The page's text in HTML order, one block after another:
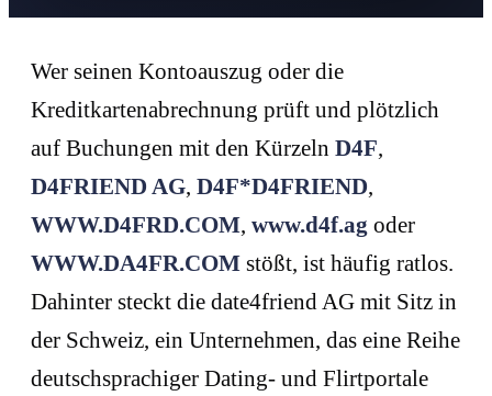
Wer seinen Kontoauszug oder die
Kreditkartenabrechnung prüft und plötzlich
auf Buchungen mit den Kürzeln D4F,
D4FRIEND AG, D4F*D4FRIEND,
WWW.D4FRD.COM, www.d4f.ag oder
WWW.DA4FR.COM stößt, ist häufig ratlos.
Dahinter steckt die date4friend AG mit Sitz in
der Schweiz, ein Unternehmen, das eine Reihe
deutschsprachiger Dating- und Flirtportale